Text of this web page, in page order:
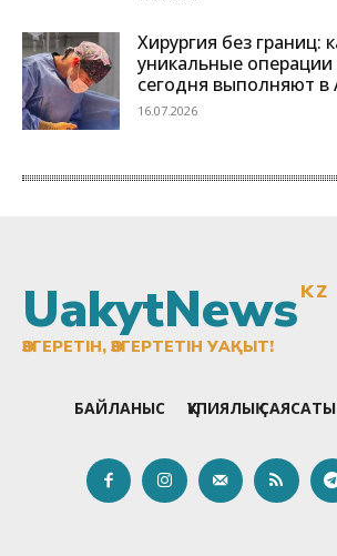
UakytNewsKZ
ӨЗГЕРЕТІН, ӨЗГЕРТЕТІН УАҚЫТ!
БАЙЛАНЫС ҚҰПИЯЛЫҚ САЯСАТЫ